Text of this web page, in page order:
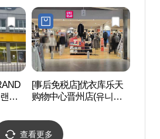
초전점)
드
[事后免税店]优衣库乐天
购物中心晋州店(유니클
查看更多